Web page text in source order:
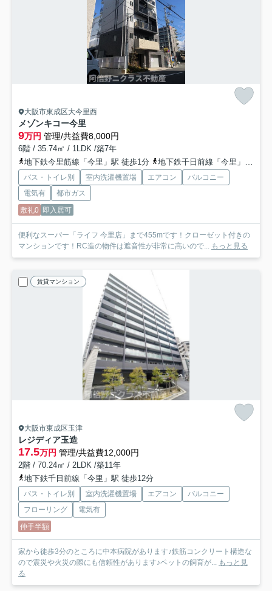
大阪市東成区大今里西
メゾンキコー今里
9万円 管理/共益費8,000円
6階 / 35.74㎡ / 1LDK /築7年
地下鉄今里筋線「今里」駅 徒歩1分
地下鉄千日前線「今里」駅 徒歩4分
バス・トイレ別 室内洗濯機置場 エアコン
バルコニー
電気有
都市ガス
敷礼0 即入居可
便利なスーパー「ライフ 今里店」まで455mです！クローゼット付きの
マンションです！RC造の物件は遮音性が非常に高いので... もっと見る
賃貸マンション
大阪市東成区玉津
レジディア玉造
17.5万円 管理/共益費12,000円
2階 / 70.24㎡ / 2LDK /築11年
地下鉄千日前線「今里」駅 徒歩12分
バス・トイレ別 室内洗濯機置場 エアコン
バルコニー
フローリング
電気有
仲手半額
家から徒歩3分のところに中本病院があります♪鉄筋コンクリート構造な
ので震災や火災の際にも信頼性があります♪ペットの飼育が... もっと見
る